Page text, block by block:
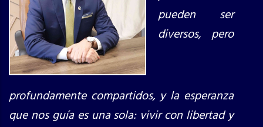
pueden ser
diversos, pero
profundamente compartidos, y la esperanza
que nos guía es una sola: vivir con libertad y